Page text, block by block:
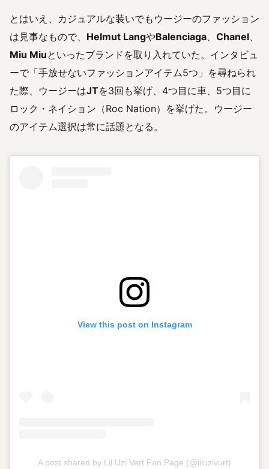
とはいえ、カジュアルな装いでもウージーのファッション
は見事なもので、 Helmut LangやBalenciaga Chanel
Miu Miuといったブランドを取り入れていた。インタビュ
ーで「手放せないファッションアイテム5つ」を尋ねられ
た際、ウージーはJTを3回も挙げ、4つ目に車、5つ目に
ロック・ネイション（Roc Nation）を挙げた。ウージー
のアイテム選択は常に話題となる。
View this post on Instagram
A post shared by Lil Uzi Vert Fan Page (@liluzivurt)